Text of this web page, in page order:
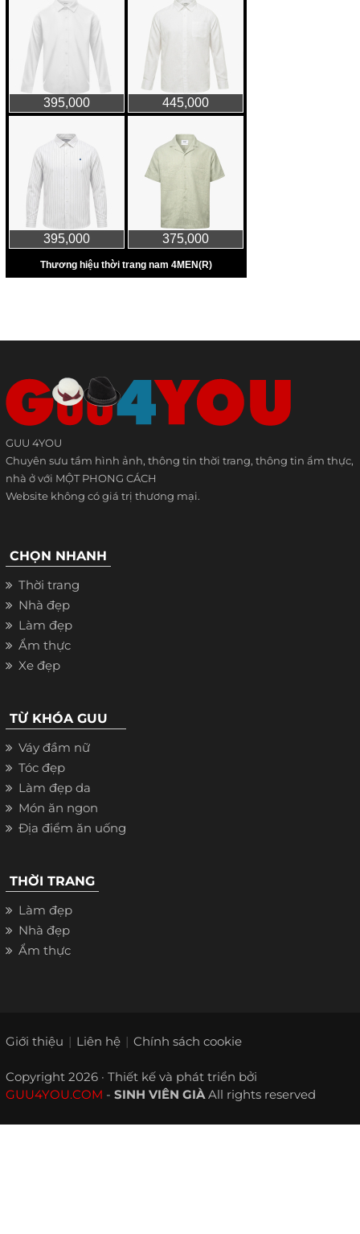
GUU 4YOU
Chuyên sưu tầm hình ảnh, thông tin thời trang, thông tin ẩm thực,
nhà ở với MỘT PHONG CÁCH
Website không có giá trị thương mại.
CHỌN NHANH
Thời trang
Nhà đẹp
Làm đẹp
Ẩm thực
Xe đẹp
TỪ KHÓA GUU
Váy đầm nữ
Tóc đẹp
Làm đẹp da
Món ăn ngon
Địa điểm ăn uống
THỜI TRANG
Làm đẹp
Nhà đẹp
Ẩm thực
Giới thiệu Liên hệ Chính sách cookie
Copyright 2026 · Thiết kế và phát triển bởi
GUU4YOU.COM - SINH VIÊN GIÀAll rights reserved